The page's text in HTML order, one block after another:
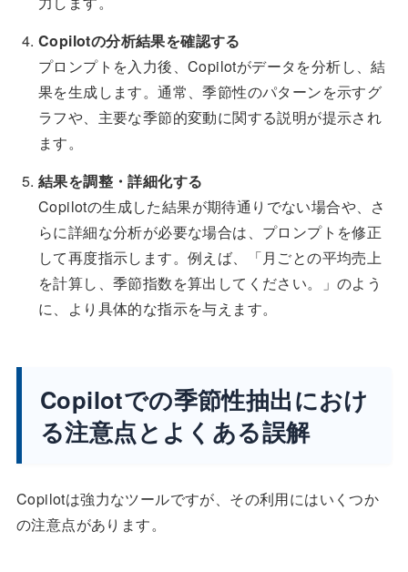
Copilotの分析結果を確認する
プロンプトを入力後、Copilotがデータを分析し、結
果を生成します。通常、季節性のパターンを示すグ
ラフや、主要な季節的変動に関する説明が提示され
ます。
結果を調整・詳細化する
Copilotの生成した結果が期待通りでない場合や、さ
らに詳細な分析が必要な場合は、プロンプトを修正
して再度指示します。例えば、「月ごとの平均売上
を計算し、季節指数を算出してください。」のよう
に、より具体的な指示を与えます。
Copilotでの季節性抽出におけ
る注意点とよくある誤解
Copilotは強力なツールですが、その利用にはいくつか
の注意点があります。